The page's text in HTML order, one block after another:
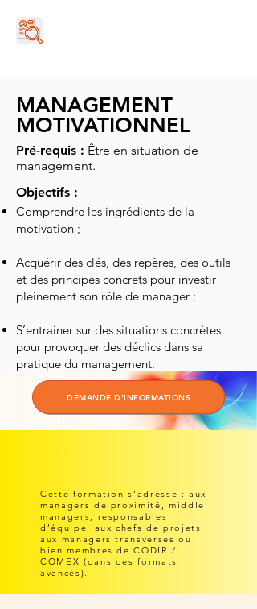
MANAGEMENT
MOTIVATIONNEL
Pré-requis : Être en situation de
management.
Objectifs :
Comprendre les ingrédients de la
motivation ;
Acquérir des clés, des repères, des outils
et des principes concrets pour investir
pleinement son rôle de manager ;
S’entrainer sur des situations concrètes
pour provoquer des déclics dans sa
pratique du management.
DEMANDE D'INFORMATIONS
Cette formation s’adresse : aux
managers de proximité, middle
managers, responsables
d’équipe, aux chefs de projets,
aux managers transverses ou
bien membres de CODIR /
COMEX (dans des formats
avancés).